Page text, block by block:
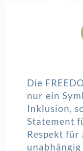
Die
nur ein
Inklusion,
Statement
Respekt für